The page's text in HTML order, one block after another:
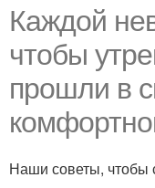
Каждой
чтобы
прошли в
Наши советы, чтобы